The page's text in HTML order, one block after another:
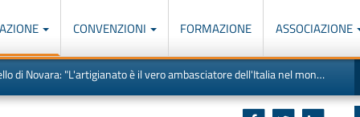
CONVENZIONI FORMAZIONE ASSOCIAZIONE
di Novara: "L'artigianato è il vero ambasciatore dell'Italia nel mondo"